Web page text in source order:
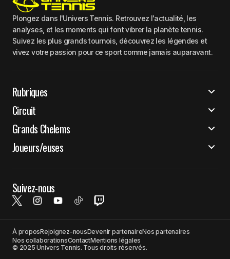
Plongez dans l'Univers Tennis. Retrouvez l'actualité, les
analyses, et les moments qui font vibrer la planète tennis.
Suivez les plus grands tournois, découvrez les légendes et
vivez votre passion pour ce sport comme jamais auparavant.
Rubriques
Circuit
Grands Chelems
Joueurs/euses
Suivez-nous
À proposRejoignez-nousDevenir partenaireNos partenaires
Nos collaborationsContactMentions légales
© 2025 Univers Tennis. Tous droits réservés.